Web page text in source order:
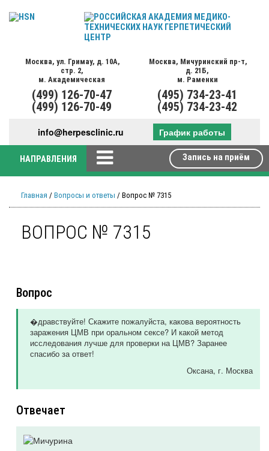
Москва, ул. Гримау, д. 10А,
стр. 2,
м. Академическая
(499) 126-70-47
(499) 126-70-49
Москва, Мичуринский пр-т,
д. 21Б,
м. Раменки
(495) 734-23-41
(495) 734-23-42
info@herpesclinic.ru График работы
НАПРАВЛЕНИЯ Запись на приём
Главная / Вопросы и ответы / Вопрос № 7315
ВОПРОС № 7315
Вопрос
�дравствуйте! Скажите пожалуйста, какова вероятность
заражения ЦМВ при оральном сексе? И какой метод
исследования лучше для проверки на ЦМВ? Заранее
спасибо за ответ!
Оксана, г. Москва
Отвечает